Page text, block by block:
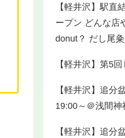
【軽井沢】駅直
ープン どんな店
donut？ だし尾
【軽井沢】第5
【軽井沢】追分
19:00～＠浅間神
【軽井沢】追分